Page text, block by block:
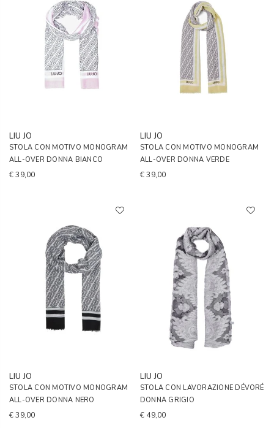
LIU JO
STOLA CON MOTIVO MONOGRAM
ALL-OVER DONNA BIANCO
€ 39,00
LIU JO
STOLA CON MOTIVO MONOGRAM
ALL-OVER DONNA VERDE
€ 39,00
LIU JO
STOLA CON MOTIVO MONOGRAM
ALL-OVER DONNA NERO
€ 39,00
LIU JO
STOLA CON LAVORAZIONE DÉVORÉ
DONNA GRIGIO
€ 49,00